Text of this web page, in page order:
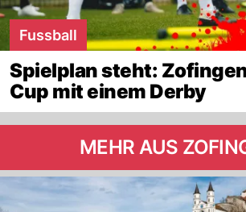
Fussball
Spielplan steht:
Cup mit einem Derby
MEHR AUS